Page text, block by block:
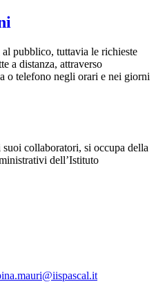
pubblico, tuttavia le richieste
a distanza, attraverso
o telefono negli orari e nei giorni
collaboratori, si occupa della
dell’Istituto